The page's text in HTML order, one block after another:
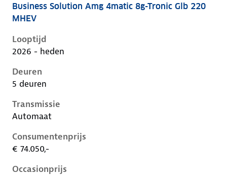
Mercedes Glb-Klasse ii-x248, glb 220 mhev, 155 kW,
Business Solution Amg 4matic 8g-Tronic Glb 220
MHEV
Looptijd
2026 - heden
Deuren
5 deuren
Transmissie
Automaat
Consumentenprijs
€ 74.050,-
Occasionprijs